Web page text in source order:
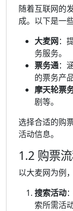
随着互联网的
成。以下是一
大麦网：
务服务。
票务通：
的票务产品
摩天轮票
剧等。
选择合适的购
活动信息。
1.2 购票
以大麦网为例
搜索活动
索所需活动